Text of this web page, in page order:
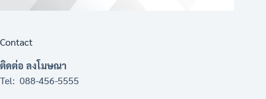
Contact
ติดต่อ ลงโมษณา
Tel: 088-456-5555